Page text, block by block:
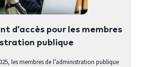
d’accès pour les membres
publique
les membres de l’administration publique